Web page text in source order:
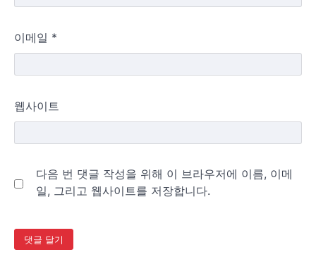
이메일 *
웹사이트
다음 번 댓글 작성을 위해 이 브라우저에 이름, 이메
일, 그리고 웹사이트를 저장합니다.